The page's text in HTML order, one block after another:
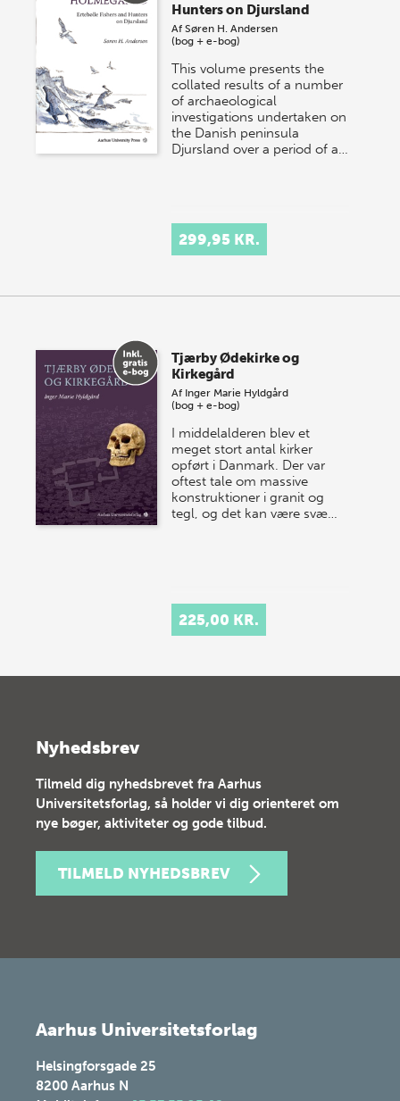
Hunters on Djursland
AfSøren H. Andersen
(bog + e-bog)
This volume presents the
collated results of a number
of archaeological
investigations undertaken on
the Danish peninsula
Djursland over a period of a…
299,95 KR.
Tjærby Ødekirke og
Kirkegård
Af Inger Marie Hyldgård
(bog + e-bog)
I middelalderen blev et
meget stort antal kirker
opført i Danmark. Der var
oftest tale om massive
konstruktioner i granit og
tegl, og det kan være svæ…
225,00 KR.
Nyhedsbrev
Tilmeld dig nyhedsbrevet fra Aarhus
Universitetsforlag, så holder vi dig orienteret om
nye bøger, aktiviteter og gode tilbud.
TILMELD NYHEDSBREV
Aarhus Universitetsforlag
Helsingforsgade 25
8200 Aarhus N